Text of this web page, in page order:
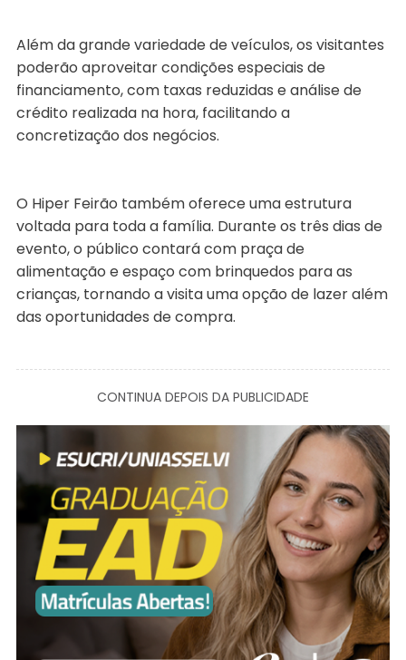
Além da grande variedade de veículos, os visitantes
poderão aproveitar condições especiais de
financiamento, com taxas reduzidas e análise de
crédito realizada na hora, facilitando a
concretização dos negócios.
O Hiper Feirão também oferece uma estrutura
voltada para toda a família. Durante os três dias de
evento, o público contará com praça de
alimentação e espaço com brinquedos para as
crianças, tornando a visita uma opção de lazer além
das oportunidades de compra.
CONTINUA DEPOIS DA PUBLICIDADE